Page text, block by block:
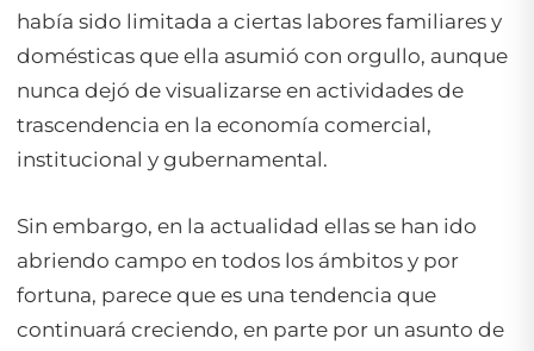
había sido limitada a ciertas labores familiares y
domésticas que ella asumió con orgullo, aunque
nunca dejó de visualizarse en actividades de
trascendencia en la economía comercial,
institucional y gubernamental.
Sin embargo, en la actualidad ellas se han ido
abriendo campo en todos los ámbitos y por
fortuna, parece que es una tendencia que
continuará creciendo, en parte por un asunto de